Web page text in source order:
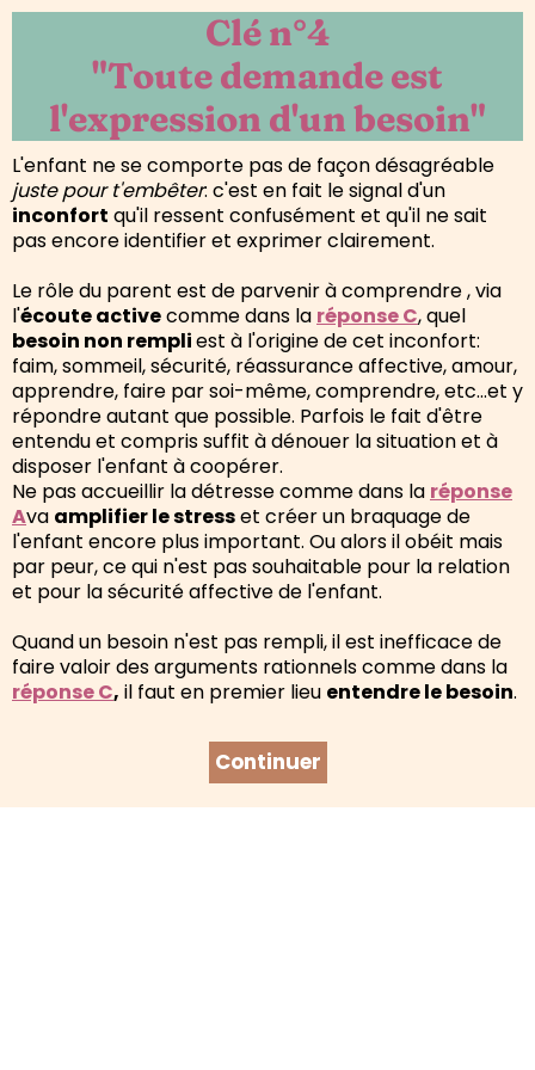
Clé n°4
"Toute demande est
l'expression d'un besoin"
L'enfant ne se comporte pas de façon désagréable
juste pour t'embêter: c'est en fait le signal d'un
inconfort qu'il ressent confusément et qu'il ne sait
pas encore identifier et exprimer clairement.
Le rôle du parent est de parvenir à comprendre , via
l'écoute activecomme dans la réponse C, quel
besoin non rempliest à l'origine de cet inconfort:
faim, sommeil, sécurité, réassurance affective, amour,
apprendre, faire par soi-même, comprendre, etc...et y
répondre autant que possible. Parfois le fait d'être
entendu et compris suffit à dénouer la situation et à
disposer l'enfant à coopérer.
Ne pas accueillir la détresse comme dans la réponse
Ava amplifier le stresset créer un braquage de
l'enfant encore plus important. Ou alors il obéit mais
par peur, ce qui n'est pas souhaitable pour la relation
et pour la sécurité affective de l'enfant.
Quand un besoin n'est pas rempli, il est inefficace de
faire valoir des arguments rationnels comme dans la
réponse C, il faut en premier lieu entendre le besoin.
Continuer